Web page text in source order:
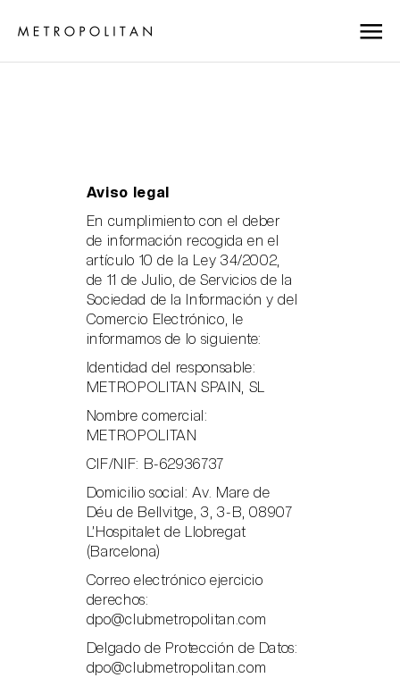
Aviso legal
En cumplimiento con el deber
de información recogida en el
artículo 10 de la Ley 34/2002,
de 11 de Julio, de Servicios de la
Sociedad de la Información y del
Comercio Electrónico, le
informamos de lo siguiente:
Identidad del responsable:
METROPOLITAN SPAIN, SL
Nombre comercial:
METROPOLITAN
CIF/NIF: B-62936737
Domicilio social: Av. Mare de
Déu de Bellvitge, 3, 3-B, 08907
L’Hospitalet de Llobregat
(Barcelona)
Correo electrónico ejercicio
derechos:
dpo@clubmetropolitan.com
Delgado de Protección de Datos:
dpo@clubmetropolitan.com